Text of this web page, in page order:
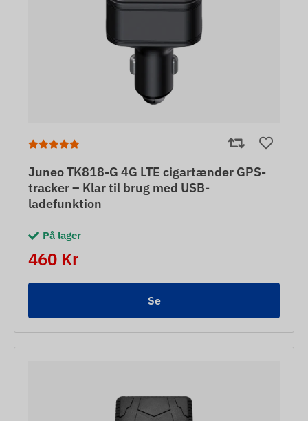
Juneo TK818-G 4G LTE cigartænder GPS-
tracker – Klar til brug med USB-
ladefunktion
På lager
460 Kr
Se